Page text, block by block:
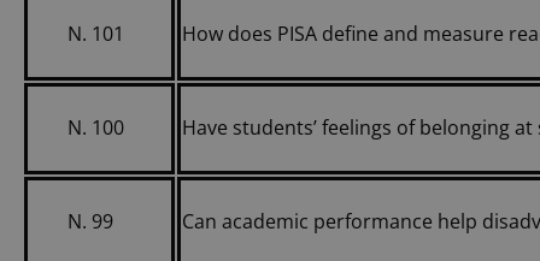
N. 101 How does PISA define and measure
N. 100 Have students’ feelings of belonging
N. 99 Can academic performance help